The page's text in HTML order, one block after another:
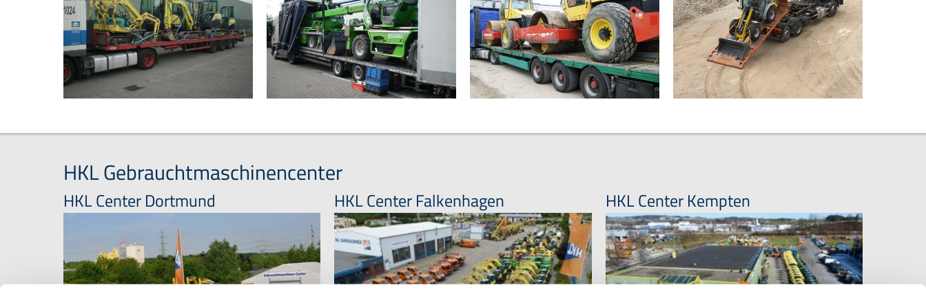
HKL Gebrauchtmaschinencenter
HKL Center Dortmund HKL Center Falkenhagen HKL Center Kempten